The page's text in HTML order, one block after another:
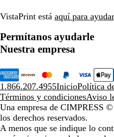
VistaPrint está aquí para
Permítanos ayudarle
Nuestra empresa
1.866.207.4955InicioPolítica
Términos y condicionesAviso
Una empresa de CIMPRESS ©
los derechos reservados.
A menos que se indique lo